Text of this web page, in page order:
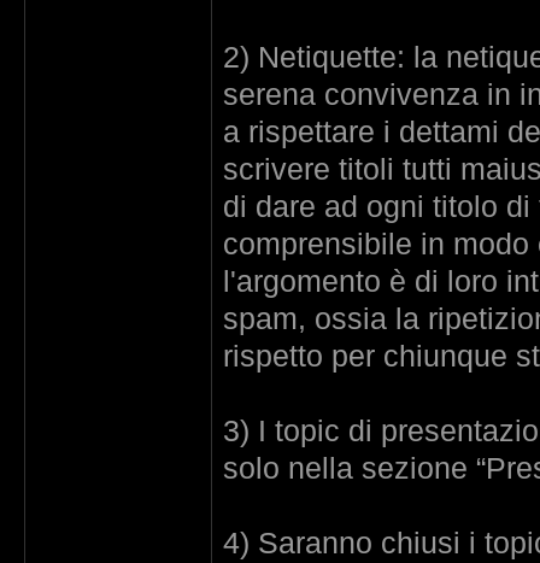
2) Netiquette: la
serena convivenza in
a rispettare i dettami
scrivere titoli tutti
di dare ad ogni titolo
comprensibile in
l'argomento è di loro
spam, ossia la
rispetto per chiunque
3) I topic di
solo nella sezione
4) Saranno chiusi i